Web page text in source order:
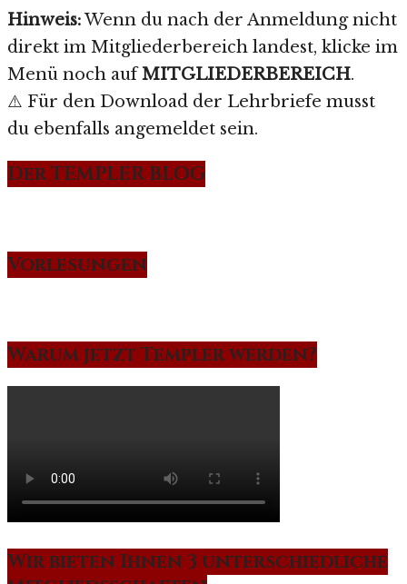
Hinweis:Wenn du nach der Anmeldung nicht
direkt im Mitgliederbereich landest, klicke im
Menü noch aufMITGLIEDERBEREICH.
⚠️ Für den Download der Lehrbriefe musst
du ebenfalls angemeldet sein.
Der TEMPLER BLOG
Vorlesungen
Warum jetzt Templer werden?
Wir bieten Ihnen 3 unterschiedliche